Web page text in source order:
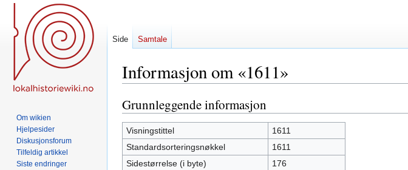
Informasjon om «1611»
Hopp
til
navigering
Hopp
til
søk
Grunnleggende informasjon
Visningstittel
1611
Standardsorteringsnøkkel
1611
Sidestørrelse (i byte)
176
Side Samtale
Om wikien
Hjelpesider
Diskusjonsforum
Tilfeldig artikkel
Siste endringer